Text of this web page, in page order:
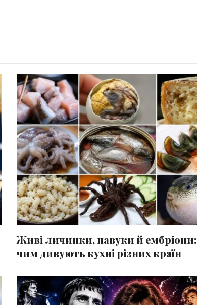
Живі личинки, павуки й ембріони:
чим дивують кухні різних країн